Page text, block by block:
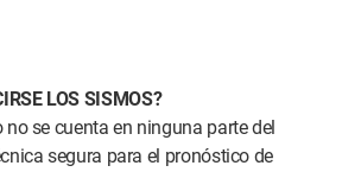
LOS SISMOS?
se cuenta en ninguna parte del
segura para el pronóstico de